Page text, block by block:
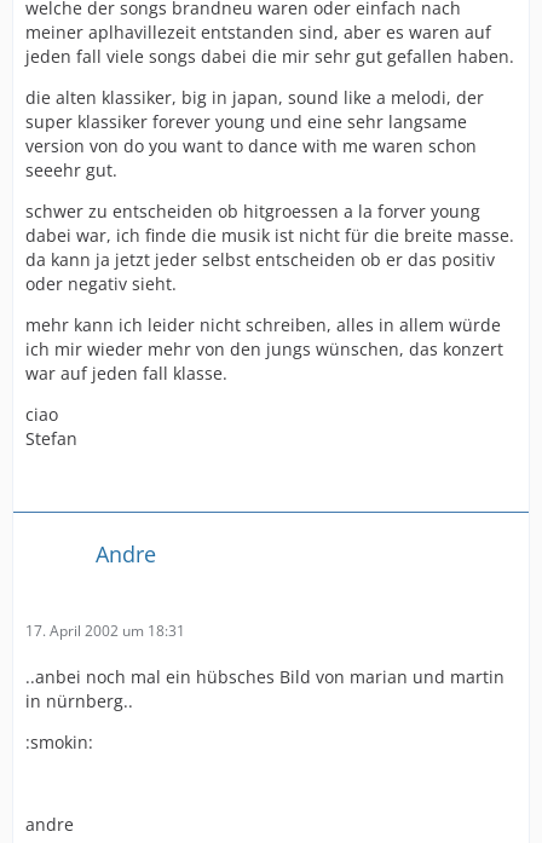
welche der songs brandneu waren oder einfach nach
meiner aplhavillezeit entstanden sind, aber es waren auf
jeden fall viele songs dabei die mir sehr gut gefallen haben.
die alten klassiker, big in japan, sound like a melodi, der
super klassiker forever young und eine sehr langsame
version von do you want to dance with me waren schon
seeehr gut.
schwer zu entscheiden ob hitgroessen a la forver young
dabei war, ich finde die musik ist nicht für die breite masse.
da kann ja jetzt jeder selbst entscheiden ob er das positiv
oder negativ sieht.
mehr kann ich leider nicht schreiben, alles in allem würde
ich mir wieder mehr von den jungs wünschen, das konzert
war auf jeden fall klasse.
ciao
Stefan
Andre
17. April 2002 um 18:31
..anbei noch mal ein hübsches Bild von marian und martin
in nürnberg..
:smokin:
andre